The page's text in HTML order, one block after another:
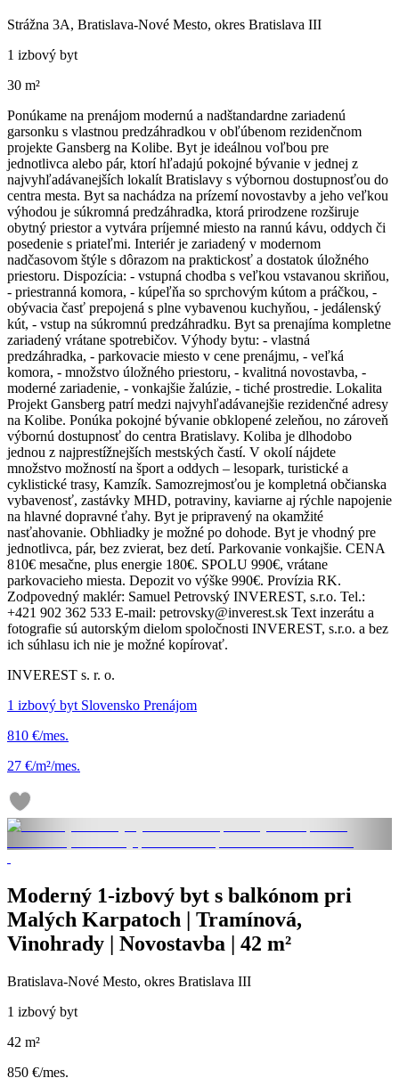
Strážna 3A, Bratislava-Nové Mesto, okres Bratislava III
1 izbový byt
30 m²
Ponúkame na prenájom modernú a nadštandardne zariadenú
garsonku s vlastnou predzáhradkou v obľúbenom rezidenčnom
projekte Gansberg na Kolibe. Byt je ideálnou voľbou pre
jednotlivca alebo pár, ktorí hľadajú pokojné bývanie v jednej z
najvyhľadávanejších lokalít Bratislavy s výbornou dostupnosťou do
centra mesta. Byt sa nachádza na prízemí novostavby a jeho veľkou
výhodou je súkromná predzáhradka, ktorá prirodzene rozširuje
obytný priestor a vytvára príjemné miesto na rannú kávu, oddych či
posedenie s priateľmi. Interiér je zariadený v modernom
nadčasovom štýle s dôrazom na praktickosť a dostatok úložného
priestoru. Dispozícia: - vstupná chodba s veľkou vstavanou skriňou,
- priestranná komora, - kúpeľňa so sprchovým kútom a práčkou, -
obývacia časť prepojená s plne vybavenou kuchyňou, - jedálenský
kút, - vstup na súkromnú predzáhradku. Byt sa prenajíma kompletne
zariadený vrátane spotrebičov. Výhody bytu: - vlastná
predzáhradka, - parkovacie miesto v cene prenájmu, - veľká
komora, - množstvo úložného priestoru, - kvalitná novostavba, -
moderné zariadenie, - vonkajšie žalúzie, - tiché prostredie. Lokalita
Projekt Gansberg patrí medzi najvyhľadávanejšie rezidenčné adresy
na Kolibe. Ponúka pokojné bývanie obklopené zeleňou, no zároveň
výbornú dostupnosť do centra Bratislavy. Koliba je dlhodobo
jednou z najprestížnejších mestských častí. V okolí nájdete
množstvo možností na šport a oddych – lesopark, turistické a
cyklistické trasy, Kamzík. Samozrejmosťou je kompletná občianska
vybavenosť, zastávky MHD, potraviny, kaviarne aj rýchle napojenie
na hlavné dopravné ťahy. Byt je pripravený na okamžité
nasťahovanie. Obhliadky je možné po dohode. Byt je vhodný pre
jednotlivca, pár, bez zvierat, bez detí. Parkovanie vonkajšie. CENA
810€ mesačne, plus energie 180€. SPOLU 990€, vrátane
parkovacieho miesta. Depozit vo výške 990€. Provízia RK.
Zodpovedný maklér: Samuel Petrovský INVEREST, s.r.o. Tel.:
+421 902 362 533 E-mail: petrovsky@inverest.sk Text inzerátu a
fotografie sú autorským dielom spoločnosti INVEREST, s.r.o. a bez
ich súhlasu ich nie je možné kopírovať.
INVEREST s. r. o.
1 izbový byt Slovensko Prenájom
810 €/mes.
27 €/m²/mes.
Moderný 1-izbový byt s balkónom pri
Malých Karpatoch | Tramínová,
Vinohrady | Novostavba | 42 m²
Bratislava-Nové Mesto, okres Bratislava III
1 izbový byt
42 m²
850 €/mes.